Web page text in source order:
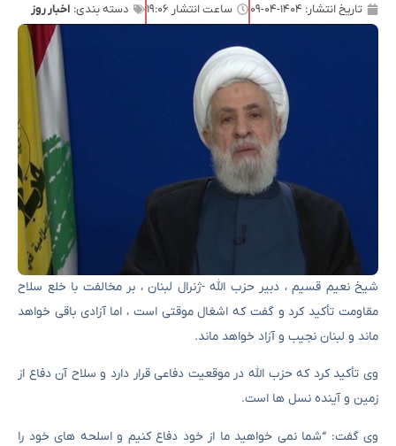
تاریخ انتشار: ۱۴۰۴-۰۴-۰۹ ساعت انتشار ۱۹:۰۶ دسته بندی: اخبار روز
شیخ نعیم قسیم ، دبیر حزب الله -ژنرال لبنان ، بر مخالفت با خلع سلاح
مقاومت تأکید کرد و گفت که اشغال موقتی است ، اما آزادی باقی خواهد
ماند و لبنان نجیب و آزاد خواهد ماند.
وی تأکید کرد که حزب الله در موقعیت دفاعی قرار دارد و سلاح آن دفاع از
زمین و آینده نسل ها است.
وی گفت: “شما نمی خواهید ما از خود دفاع کنیم و اسلحه های خود را